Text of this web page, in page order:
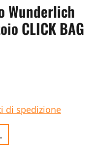
Wunderlich
CLICK BAG
di spedizione